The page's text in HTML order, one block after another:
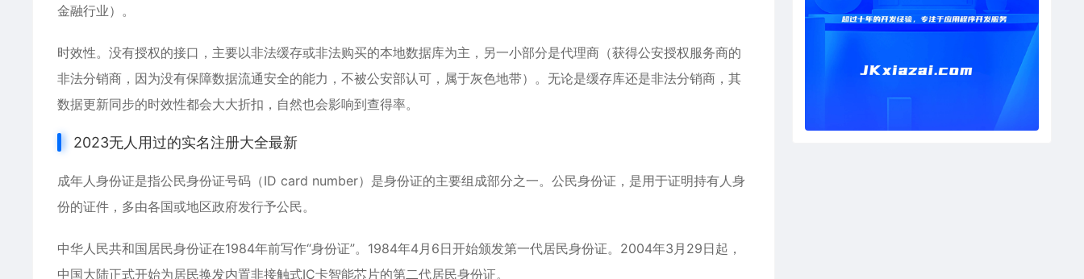
金融行业）。
时效性。没有授权的接口，主要以非法缓存或非法购买的本地数据库为主，另一小部分是代理商（获得公安授权服务商的
非法分销商，因为没有保障数据流通安全的能力，不被公安部认可，属于灰色地带）。无论是缓存库还是非法分销商，其
数据更新同步的时效性都会大大折扣，自然也会影响到查得率。
2023无人用过的实名注册大全最新
成年人身份证是指公民身份证号码（ID card number）是身份证的主要组成部分之一。公民身份证，是用于证明持有人身
份的证件，多由各国或地区政府发行予公民。
中华人民共和国居民身份证在1984年前写作“身份证”。1984年4月6日开始颁发第一代居民身份证。2004年3月29日起，
中国大陆正式开始为居民换发内置非接触式IC卡智能芯片的第二代居民身份证。